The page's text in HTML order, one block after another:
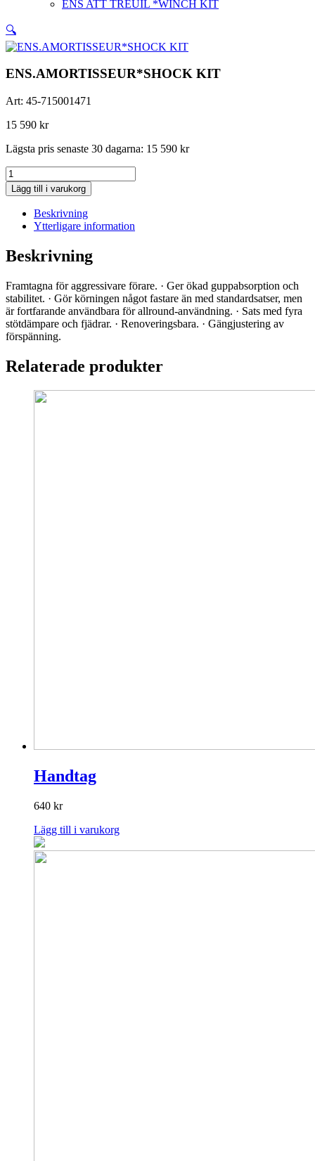
ENS ATT TREUIL *WINCH KIT
🔍
ENS.AMORTISSEUR*SHOCK KIT
Art: 45-715001471
15 590 kr
Lägsta pris senaste 30 dagarna: 15 590 kr
ENS.AMORTISSEUR*SHOCK
KIT
mängd
Lägg till i varukorg
Beskrivning
Ytterligare information
Beskrivning
Framtagna för aggressivare förare. · Ger ökad guppabsorption och
stabilitet. · Gör körningen något fastare än med standardsatser, men
är fortfarande användbara för allround-användning. · Sats med fyra
stötdämpare och fjädrar. · Renoveringsbara. · Gängjustering av
förspänning.
Relaterade produkter
Handtag
640 kr
Lägg till i varukorg